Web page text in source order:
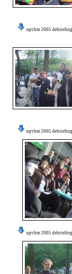
npvbm 2005
npvbm 2005
npvbm 2005